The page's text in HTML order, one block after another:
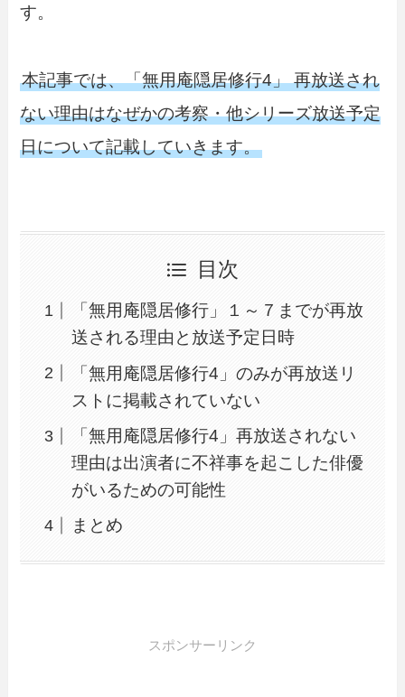
す。
本記事では、「無用庵隠居修行4」 再放送され
ない理由はなぜかの考察・他シリーズ放送予定
日について記載していきます。
目次
「無用庵隠居修行」１～７までが再放
送される理由と放送予定日時
「無用庵隠居修行4」のみが再放送リ
ストに掲載されていない
「無用庵隠居修行4」再放送されない
理由は出演者に不祥事を起こした俳優
がいるための可能性
まとめ
スポンサーリンク